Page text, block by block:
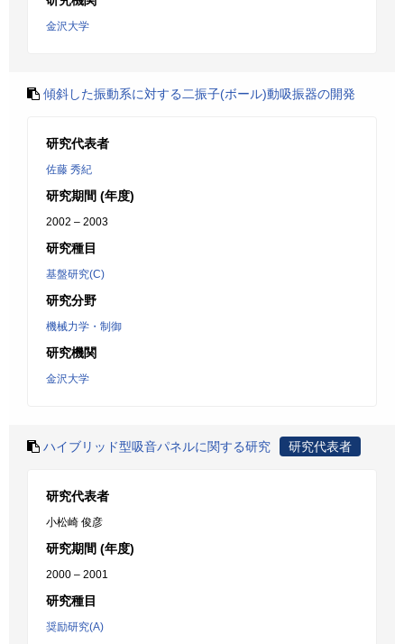
金沢大学
傾斜した振動系に対する二振子(ボール)動吸振器の開発
研究代表者
佐藤 秀紀
研究期間 (年度)
2002 – 2003
研究種目
基盤研究(C)
研究分野
機械力学・制御
研究機関
金沢大学
ハイブリッド型吸音パネルに関する研究 研究代表者
研究代表者
小松崎 俊彦
研究期間 (年度)
2000 – 2001
研究種目
奨励研究(A)